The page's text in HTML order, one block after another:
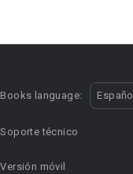
Books language: Español
Soporte técnico
Versión móvil